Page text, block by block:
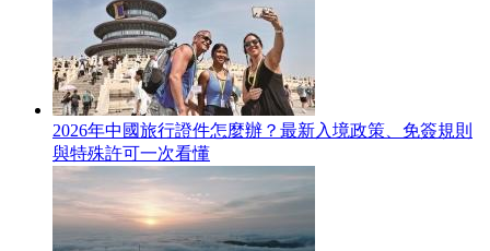
2026年中國旅行證件怎麼辦？最新入境政策、免簽規則
與特殊許可一次看懂